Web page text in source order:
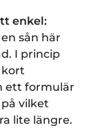
enkel:
sån här
I princip
kort
ett formulär
vilket
lite längre.